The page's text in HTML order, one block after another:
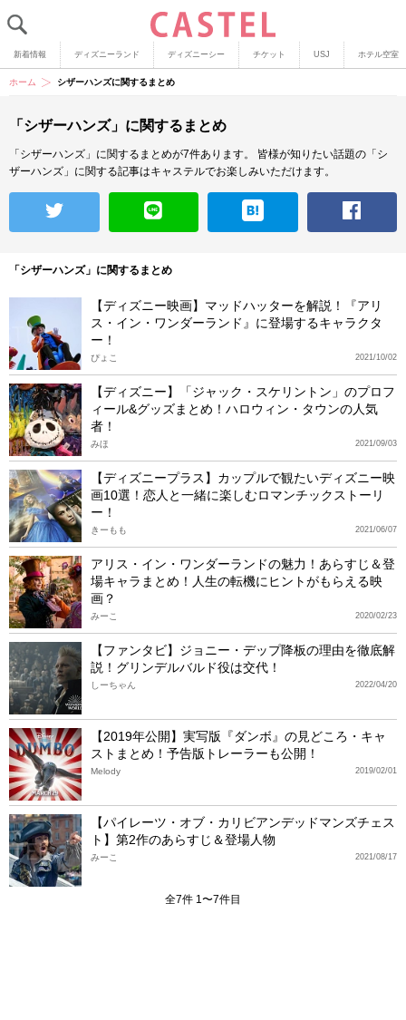
新着情報 ディズニーランド ディズニーシー チケット USJ ホテル空室
ホーム シザーハンズに関するまとめ
「シザーハンズ」に関するまとめ
「シザーハンズ」に関するまとめが7件あります。
皆様が知りたい話題の「シ
ザーハンズ」に関する記事はキャステルでお楽しみいただけます。
「シザーハンズ」に関するまとめ
【ディズニー映画】マッドハッターを解説！『アリ
ス・イン・ワンダーランド』に登場するキャラクタ
ー！
2021/10/02
ぴょこ
【ディズニー】「ジャック・スケリントン」のプロフ
ィール&グッズまとめ！ハロウィン・タウンの人気
者！
2021/09/03
みほ
【ディズニープラス】カップルで観たいディズニー映
画10選！恋人と一緒に楽しむロマンチックストーリ
ー！
2021/06/07
きーもも
アリス・イン・ワンダーランドの魅力！あらすじ＆登
場キャラまとめ！人生の転機にヒントがもらえる映
画？
2020/02/23
みーこ
【ファンタビ】ジョニー・デップ降板の理由を徹底解
説！グリンデルバルド役は交代！
2022/04/20
しーちゃん
【2019年公開】実写版『ダンボ』の見どころ・キャ
ストまとめ！予告版トレーラーも公開！
2019/02/01
Melody
【パイレーツ・オブ・カリビアンデッドマンズチェス
ト】第2作のあらすじ＆登場人物
2021/08/17
みーこ
全7件 1〜7件目